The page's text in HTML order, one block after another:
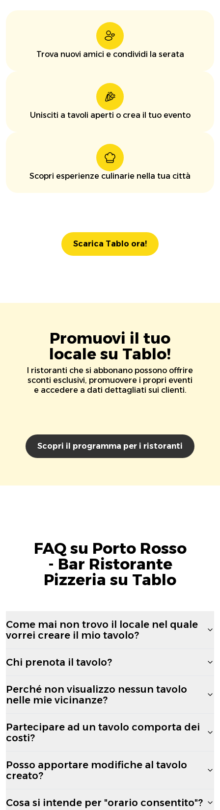
Trova nuovi amici e condividi la serata
Unisciti a tavoli aperti o crea il tuo evento
Scopri esperienze culinarie nella tua città
Scarica Tablo ora!
Promuovi il tuo
locale su Tablo!
I ristoranti che si abbonano possono offrire
sconti esclusivi, promuovere i propri eventi
e accedere a dati dettagliati sui clienti.
Scopri il programma per i ristoranti
FAQ su Porto Rosso
- Bar Ristorante
Pizzeria su Tablo
Come mai non trovo il locale nel quale
vorrei creare il mio tavolo?
Chi prenota il tavolo?
Perché non visualizzo nessun tavolo
nelle mie vicinanze?
Partecipare ad un tavolo comporta dei
costi?
Posso apportare modifiche al tavolo
creato?
Cosa si intende per "orario consentito"?